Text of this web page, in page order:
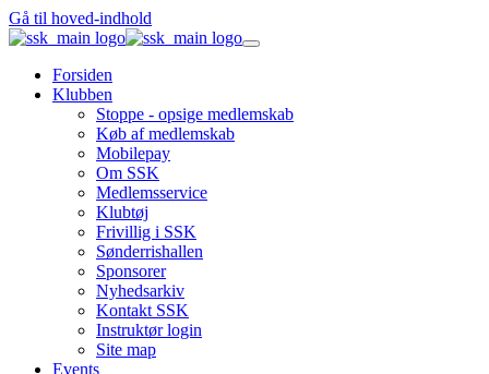
Gå til hoved-indhold
Forsiden
Klubben
Stoppe - opsige medlemskab
Køb af medlemskab
Mobilepay
Om SSK
Medlemsservice
Klubtøj
Frivillig i SSK
Sønderrishallen
Sponsorer
Nyhedsarkiv
Kontakt SSK
Instruktør login
Site map
Events